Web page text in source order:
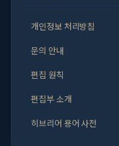
개인정보 처리방침
문의 안내
편집 원칙
편집부 소개
히브리어 용어 사전